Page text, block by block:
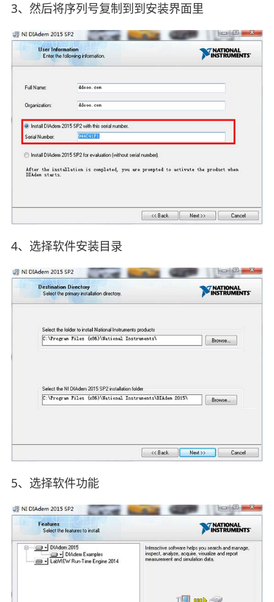
3、然后将序列号复制到到安装界面里
4、选择软件安装目录
5、选择软件功能